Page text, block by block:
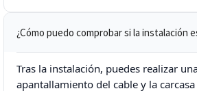
¿Cómo puedo comprobar si la instalación
Tras la instalación, puedes realizar
apantallamiento del cable y la